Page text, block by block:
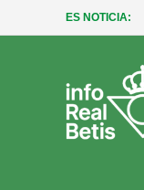
ES NOTICIA: